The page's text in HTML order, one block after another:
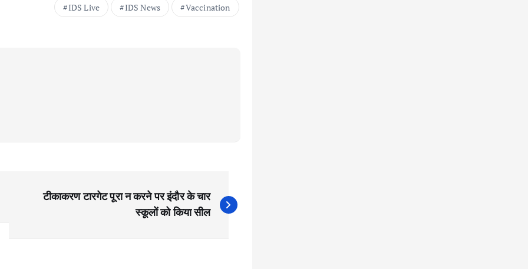
IDS Live
IDS News Vaccination
टीकाकरण टारगेट पूरा न करने पर इंदौर के चार
स्कूलों को किया सील